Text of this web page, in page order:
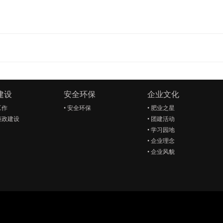
设
作
政建设
安全环保
• 安全环保
企业文化
• 肥业之星
• 团建活动
• 学习园地
• 企业理念
• 企业风貌